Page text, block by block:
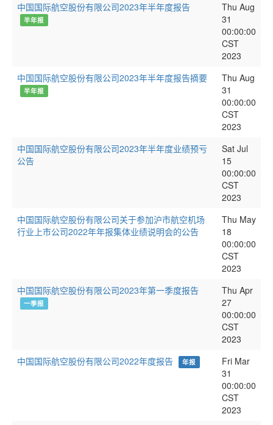
中国国际航空股份有限公司2023年半年度报告
半年报
Thu Aug
31
00:00:00
CST
2023
中国国际航空股份有限公司2023年半年度报告摘要
半年报
Thu Aug
31
00:00:00
CST
2023
中国国际航空股份有限公司2023年半年度业绩预亏
公告
Sat Jul
15
00:00:00
CST
2023
中国国际航空股份有限公司关于参加沪市航空机场
行业上市公司2022年年报集体业绩说明会的公告
Thu May
18
00:00:00
CST
2023
中国国际航空股份有限公司2023年第一季度报告
一季报
Thu Apr
27
00:00:00
CST
2023
中国国际航空股份有限公司2022年度报告
年报
Fri Mar
31
00:00:00
CST
2023